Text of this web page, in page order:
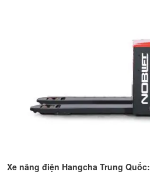
Xe nâng điện Hangcha Trung Quốc: